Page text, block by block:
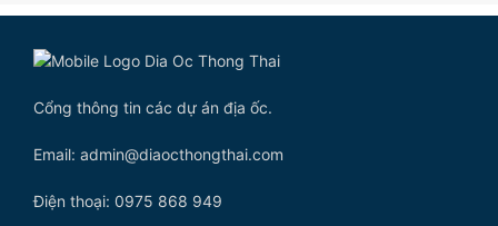
Cổng thông tin các dự án địa ốc.
Email: admin@diaocthongthai.com
Điện thoại: 0975 868 949